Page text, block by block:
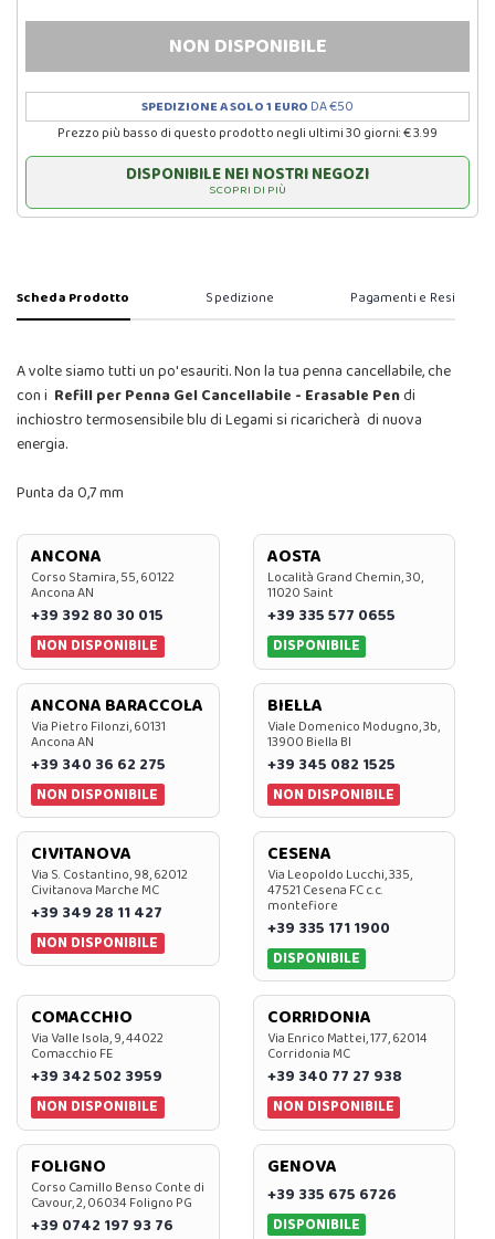
NON DISPONIBILE
SPEDIZIONE A SOLO 1 EURO DA €50
Prezzo più basso di questo prodotto negli ultimi 30 giorni: € 3.99
DISPONIBILE NEI NOSTRI NEGOZI
SCOPRI DI PIÙ
Scheda Prodotto Spedizione Pagamenti e Resi
A volte siamo tutti un po' esauriti. Non la tua penna cancellabile, che
con i Refill per Penna Gel Cancellabile - Erasable Pendi
inchiostro termosensibile blu di Legami si ricaricherà di nuova
energia.
Punta da 0,7 mm
ANCONA
Corso Stamira, 55, 60122
Ancona AN
+39 392 80 30 015
NON DISPONIBILE
AOSTA
Località Grand Chemin, 30,
11020 Saint
+39 335 577 0655
DISPONIBILE
ANCONA BARACCOLA
Via Pietro Filonzi, 60131
Ancona AN
+39 340 36 62 275
NON DISPONIBILE
BIELLA
Viale Domenico Modugno, 3b,
13900 Biella BI
+39 345 082 1525
NON DISPONIBILE
CIVITANOVA
Via S. Costantino, 98, 62012
Civitanova Marche MC
+39 349 28 11 427
NON DISPONIBILE
CESENA
Via Leopoldo Lucchi, 335,
47521 Cesena FC c.c.
montefiore
+39 335 171 1900
DISPONIBILE
COMACCHIO
Via Valle Isola, 9, 44022
Comacchio FE
+39 342 502 3959
NON DISPONIBILE
CORRIDONIA
Via Enrico Mattei, 177, 62014
Corridonia MC
+39 340 77 27 938
NON DISPONIBILE
FOLIGNO
Corso Camillo Benso Conte di
Cavour, 2, 06034 Foligno PG
+39 0742 197 93 76
GENOVA
+39 335 675 6726
DISPONIBILE